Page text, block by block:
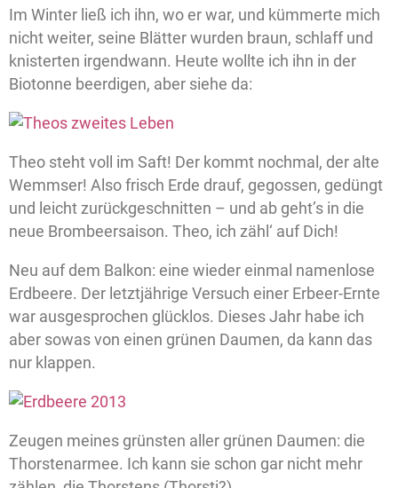
Im Winter ließ ich ihn, wo er war, und kümmerte mich
nicht weiter, seine Blätter wurden braun, schlaff und
knisterten irgendwann. Heute wollte ich ihn in der
Biotonne beerdigen, aber siehe da:
Theo steht voll im Saft! Der kommt nochmal, der alte
Wemmser! Also frisch Erde drauf, gegossen, gedüngt
und leicht zurückgeschnitten – und ab geht’s in die
neue Brombeersaison. Theo, ich zähl‘ auf Dich!
Neu auf dem Balkon: eine wieder einmal namenlose
Erdbeere. Der letztjährige Versuch einer Erbeer-Ernte
war ausgesprochen glücklos. Dieses Jahr habe ich
aber sowas von einen grünen Daumen, da kann das
nur klappen.
Zeugen meines grünsten aller grünen Daumen: die
Thorstenarmee. Ich kann sie schon gar nicht mehr